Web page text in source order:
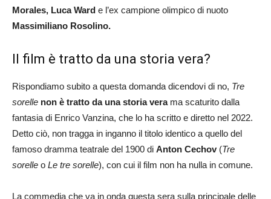
Morales, Luca Ward e l’ex campione olimpico di nuoto
Massimiliano Rosolino.
Il film è tratto da una storia vera?
Rispondiamo subito a questa domanda dicendovi di no, Tre
sorelle non è tratto da una storia verama scaturito dalla
fantasia di Enrico Vanzina, che lo ha scritto e diretto nel 2022.
Detto ciò, non tragga in inganno il titolo identico a quello del
famoso dramma teatrale del 1900 di Anton Cechov (Tre
sorelle o Le tre sorelle), con cui il film non ha nulla in comune.
La commedia che va in onda questa sera sulla principale delle